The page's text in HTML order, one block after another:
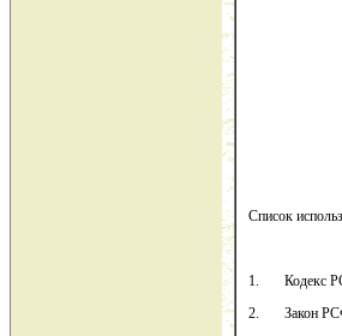
Список
1. Кодекс
2. Закон